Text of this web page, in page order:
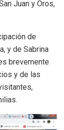
Juan y Oros,
de
y de Sabrina
brevemente
y de las